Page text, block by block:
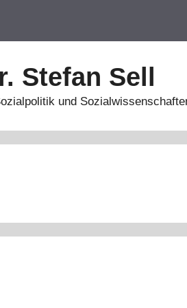
Stefan Sell
und